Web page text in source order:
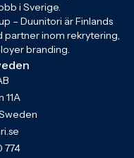
i Sverige.
– Duunitori är Finlands
inom rekrytering,
branding.
11A
774